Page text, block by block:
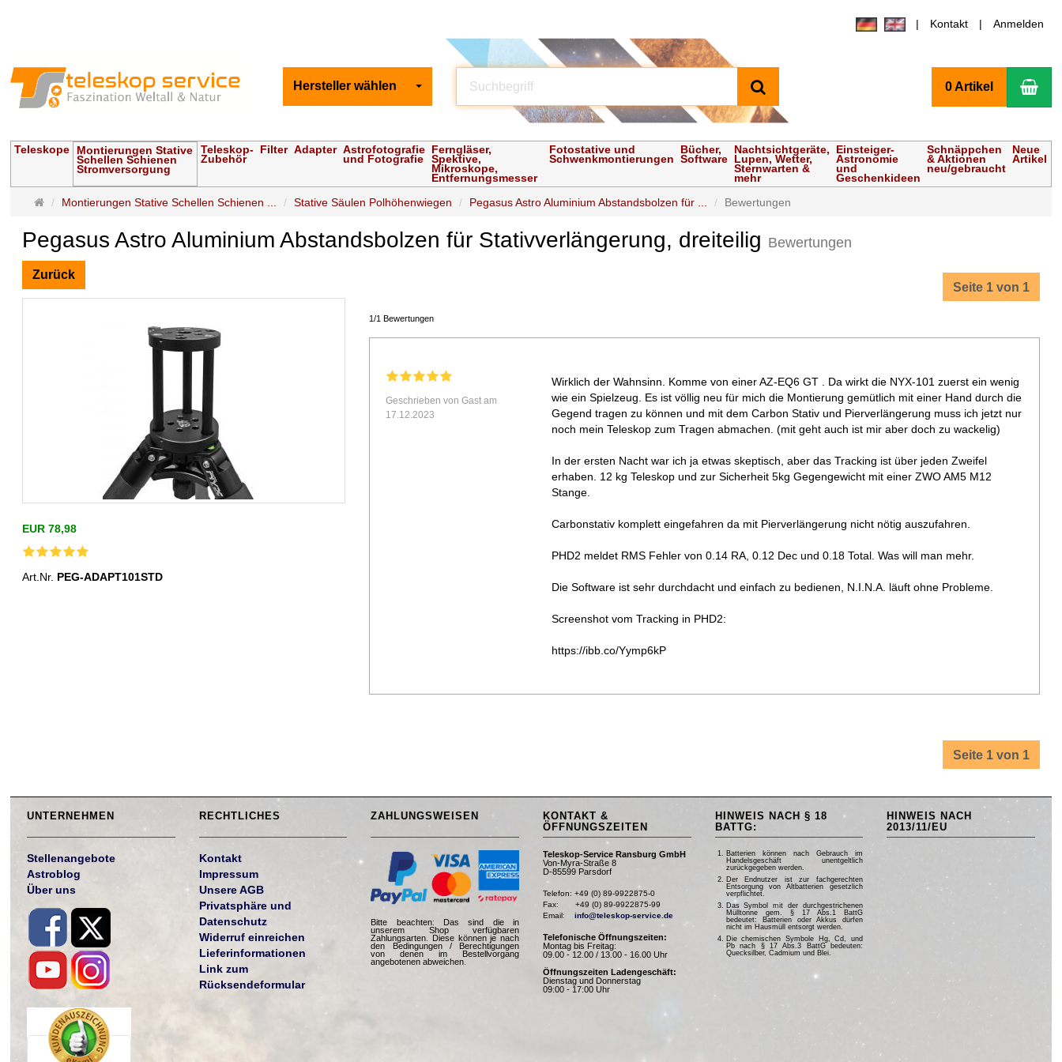
Kontakt Anmelden
Hersteller wählen 0 Artikel
Teleskope Montierungen Stative
Schellen Schienen
Stromversorgung
Teleskop-
Zubehör
Filter Adapter Astrofotografie
und Fotografie
Ferngläser,
Spektive,
Mikroskope,
Entfernungsmesser
Fotostative und
Schwenkmontierungen
Bücher,
Software
Nachtsichtgeräte,
Lupen, Wetter,
Sternwarten &
mehr
Einsteiger-
Astronomie
und
Geschenkideen
Schnäppchen
& Aktionen
neu/gebraucht
Neue
Artikel
Startseite
Montierungen Stative Schellen Schienen ... Stative Säulen Polhöhenwiegen Pegasus Astro Aluminium Abstandsbolzen für ... Bewertungen
Pegasus Astro Aluminium Abstandsbolzen für Stativverlängerung, dreiteilig Bewertungen
Zurück
EUR 78,98
Art.Nr. PEG-ADAPT101STD
Seite 1 von 1
1/1 Bewertungen
Geschrieben von Gast am
17.12.2023
Wirklich der Wahnsinn. Komme von einer AZ-EQ6 GT . Da wirkt die NYX-101 zuerst ein wenig
wie ein Spielzeug. Es ist völlig neu für mich die Montierung gemütlich mit einer Hand durch die
Gegend tragen zu können und mit dem Carbon Stativ und Pierverlängerung muss ich jetzt nur
noch mein Teleskop zum Tragen abmachen. (mit geht auch ist mir aber doch zu wackelig)
In der ersten Nacht war ich ja etwas skeptisch, aber das Tracking ist über jeden Zweifel
erhaben. 12 kg Teleskop und zur Sicherheit 5kg Gegengewicht mit einer ZWO AM5 M12
Stange.
Carbonstativ komplett eingefahren da mit Pierverlängerung nicht nötig auszufahren.
PHD2 meldet RMS Fehler von 0.14 RA, 0.12 Dec und 0.18 Total. Was will man mehr.
Die Software ist sehr durchdacht und einfach zu bedienen, N.I.N.A. läuft ohne Probleme.
Screenshot vom Tracking in PHD2:
https://ibb.co/Yymp6kP
Seite 1 von 1
UNTERNEHMEN
Stellenangebote
Astroblog
Über uns
RECHTLICHES
Kontakt
Impressum
Unsere AGB
Privatsphäre und
Datenschutz
Widerruf einreichen
Lieferinformationen
Link zum
Rücksendeformular
ZAHLUNGSWEISEN
Bitte beachten: Das sind die in
unserem Shop verfügbaren
Zahlungsarten. Diese können je nach
den Bedingungen / Berechtigungen
von denen im Bestellvorgang
angebotenen abweichen.
KONTAKT &
ÖFFNUNGSZEITEN
Teleskop-Service Ransburg GmbH
Von-Myra-Straße 8
D-85599 Parsdorf
Telefon: +49 (0) 89-9922875-0
Fax:       +49 (0) 89-9922875-99
Email: info@teleskop-service.de
Telefonische Öffnungszeiten:
Montag bis Freitag:
09.00 - 12.00 / 13.00 - 16.00 Uhr
Öffnungszeiten Ladengeschäft:
Dienstag und Donnerstag
09:00 - 17:00 Uhr
HINWEIS NACH § 18
BATTG:
Batterien können nach Gebrauch im
Handelsgeschäft unentgeltlich
zurückgegeben werden.
Der Endnutzer ist zur fachgerechten
Entsorgung von Altbatterien gesetzlich
verpflichtet.
Das Symbol mit der durchgestrichenen
Mülltonne gem. § 17 Abs.1 BattG
bedeutet: Batterien oder Akkus dürfen
nicht im Hausmüll entsorgt werden.
Die chemischen Symbole Hg, Cd, und
Pb nach § 17 Abs.3 BattG bedeuten:
Quecksilber, Cadmium und Blei.
HINWEIS NACH
2013/11/EU